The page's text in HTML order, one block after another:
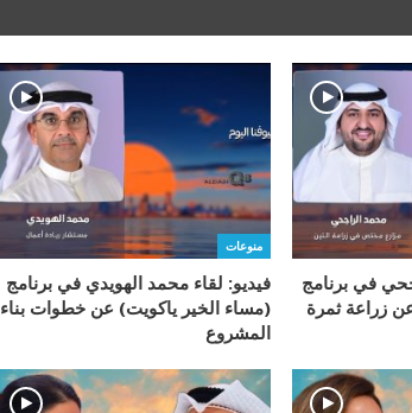
في برنامج
زراعة ثمرة
منوعات
فيديو: لقاء محمد الهويدي في برنامج
(مساء الخير ياكويت) عن خطوات بناء
المشروع